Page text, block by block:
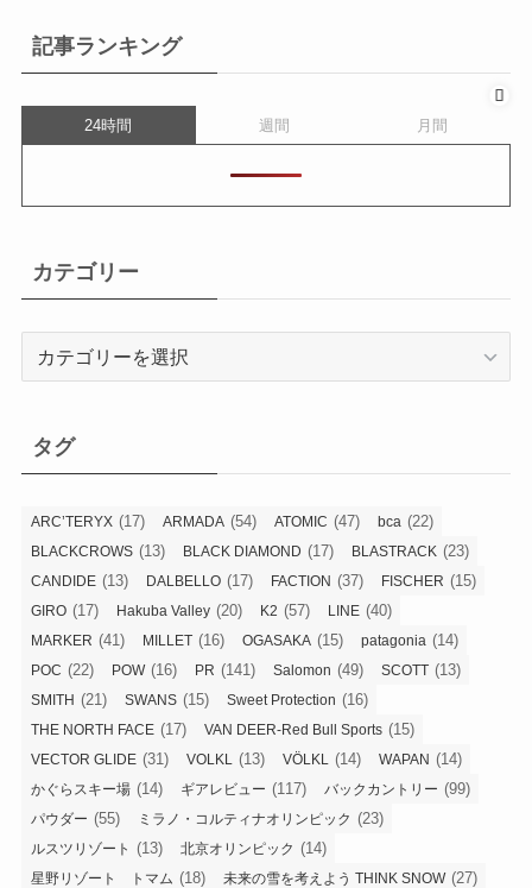
記事ランキング
24時間 週間 月間
カテゴリー
ー
タグ
ARC’TERYX (17) ARMADA (54) ATOMIC (47) bca (22)
BLACKCROWS (13) BLACK DIAMOND (17) BLASTRACK (23)
CANDIDE (13) DALBELLO (17) FACTION (37) FISCHER (15)
GIRO (17) Hakuba Valley (20) K2 (57) LINE (40)
MARKER (41) MILLET (16) OGASAKA (15) patagonia (14)
POC (22) POW(16) PR (141) Salomon (49) SCOTT (13)
SMITH (21) SWANS (15) Sweet Protection (16)
THE NORTH FACE (17) VAN DEER-Red Bull Sports (15)
VECTOR GLIDE (31) VOLKL (13) VÖLKL (14) WAPAN (14)
かぐらスキー場 (14) ギアレビュー (117) バックカントリー (99)
パウダー (55) ミラノ・コルティナオリンピック (23)
ルスツリゾート (13) 北京オリンピック (14)
星野リゾート トマム (18) 未来の雪を考えよう THINK SNOW(27)